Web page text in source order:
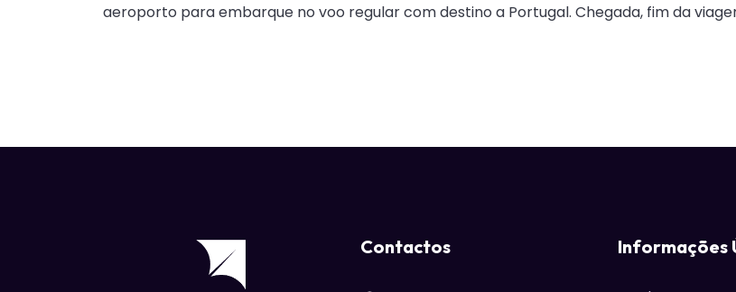
aeroporto para embarque no voo regular com destino a Portugal. Chegada, fim da
Contactos Informações